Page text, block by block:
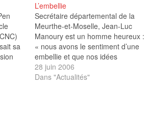
sa
L’embellie
Secrétaire départemental de la
Meurthe-et-Moselle, Jean-Luc
Manoury est un homme heureux :
« nous avons le sentiment d’une
embellie et que nos idées
progressent », expliquait-il au
quotidien Le Républicain Lorrain
28 juin 2006
Dans "Actualités"